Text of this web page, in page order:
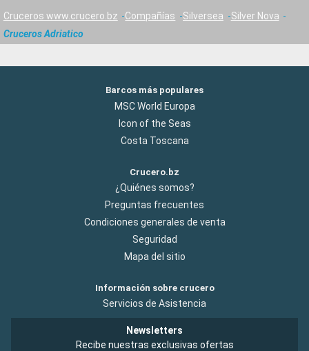
Cruceros www.crucero.bz Compañías Silversea
Silver Nova
Cruceros Adriatico
Barcos más populares
MSC World Europa
Icon of the Seas
Costa Toscana
Crucero.bz
¿Quiénes somos?
Preguntas frecuentes
Condiciones generales de venta
Seguridad
Mapa del sitio
Información sobre crucero
Servicios de Asistencia
Newsletters
Recibe nuestras exclusivas ofertas